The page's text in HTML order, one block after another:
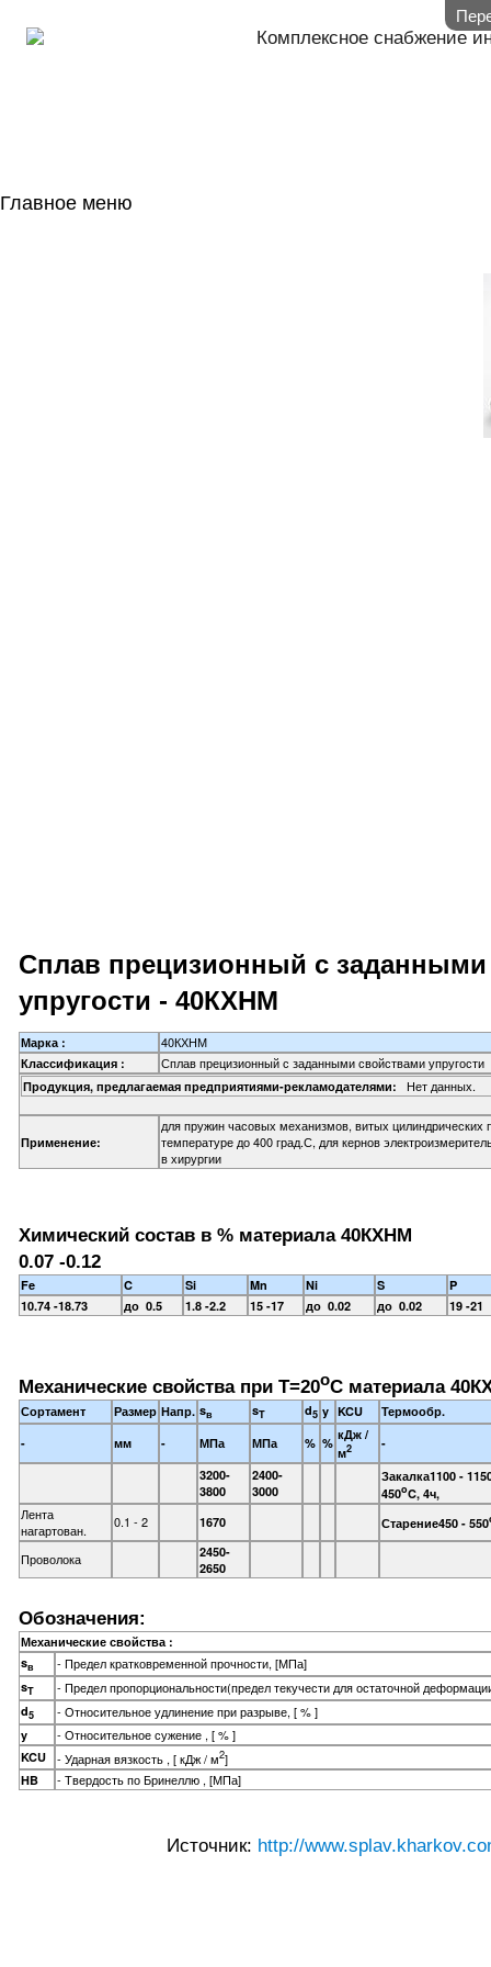
Комплексное снабжение
Главное меню
Сплав прецизионный с заданными
упругости - 40КХНМ
Марка : 40КХНМ
Классификация : Сплав прецизионный с заданными свойствами упругости
Продукция, предлагаемая предприятиями-рекламодателями: Нет данных.
Применение:
для пружин часовых механизмов, витых
температуре до 400 град.С, для кернов
в хирургии
Химический состав в % материала 40КХНМ
0.07 -0.12
Fe C Si Mn Ni S
P
10.74 -18.73
до 0.5 1.8 -2.2 15 -17 до 0.02 до 0.02 19 -21
Механические свойства при Т=20oС материала
Сортамент Размер Напр. sв sT d5 y KCU
Термообр.
-
мм - МПа МПа % %
кДж /
м2
-
3200-
3800
2400-
3000
Закалка1100 -
450oC, 4ч,
Лента
нагартован.
0.1 - 2 1670 Старение450 - 550
Проволока
2450-
2650
Обозначения:
Механические свойства :
sв - Предел кратковременной прочности, [МПа]
sT - Предел пропорциональности(предел текучести для остаточной
d5 - Относительное удлинение при разрыве, [ % ]
y - Относительное сужение , [ % ]
KCU - Ударная вязкость , [ кДж / м2]
HB - Твердость по Бринеллю , [МПа]
Источник: http://